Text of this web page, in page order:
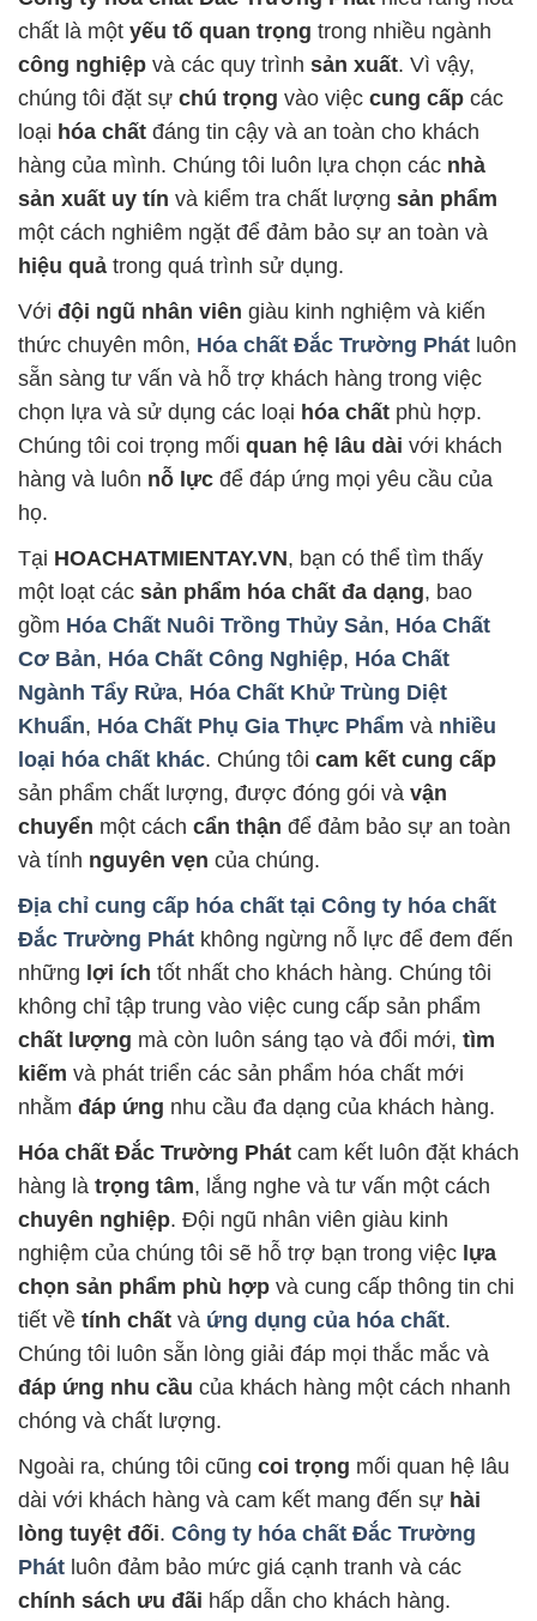
chất là một yếu tố quan trọng trong nhiều ngành
công nghiệp và các quy trình sản xuất. Vì vậy,
chúng tôi đặt sự chú trọng vào việc cung cấp các
loại hóa chất đáng tin cậy và an toàn cho khách
hàng của mình. Chúng tôi luôn lựa chọn các nhà
sản xuất uy tín và kiểm tra chất lượng sản phẩm
một cách nghiêm ngặt để đảm bảo sự an toàn và
hiệu quả trong quá trình sử dụng.
Với đội ngũ nhân viên giàu kinh nghiệm và kiến
thức chuyên môn, Hóa chất Đắc Trường Phát luôn
sẵn sàng tư vấn và hỗ trợ khách hàng trong việc
chọn lựa và sử dụng các loại hóa chất phù hợp.
Chúng tôi coi trọng mối quan hệ lâu dài với khách
hàng và luôn nỗ lực để đáp ứng mọi yêu cầu của
họ.
Tại HOACHATMIENTAY.VN, bạn có thể tìm thấy
một loạt các sản phẩm hóa chất đa dạng, bao
gồm Hóa Chất Nuôi Trồng Thủy Sản, Hóa Chất
Cơ Bản, Hóa Chất Công Nghiệp, Hóa Chất
Ngành Tẩy Rửa, Hóa Chất Khử Trùng Diệt
Khuẩn, Hóa Chất Phụ Gia Thực Phẩm và nhiều
loại hóa chất khác. Chúng tôi cam kết cung cấp
sản phẩm chất lượng, được đóng gói và vận
chuyển một cách cẩn thận để đảm bảo sự an toàn
và tính nguyên vẹn của chúng.
Địa chỉ cung cấp hóa chất tại Công ty hóa chất
Đắc Trường Phát không ngừng nỗ lực để đem đến
những lợi ích tốt nhất cho khách hàng. Chúng tôi
không chỉ tập trung vào việc cung cấp sản phẩm
chất lượng mà còn luôn sáng tạo và đổi mới, tìm
kiếm và phát triển các sản phẩm hóa chất mới
nhằm đáp ứng nhu cầu đa dạng của khách hàng.
Hóa chất Đắc Trường Phát cam kết luôn đặt khách
hàng là trọng tâm, lắng nghe và tư vấn một cách
chuyên nghiệp. Đội ngũ nhân viên giàu kinh
nghiệm của chúng tôi sẽ hỗ trợ bạn trong việc lựa
chọn sản phẩm phù hợp và cung cấp thông tin chi
tiết về tính chất và ứng dụng của hóa chất.
Chúng tôi luôn sẵn lòng giải đáp mọi thắc mắc và
đáp ứng nhu cầu của khách hàng một cách nhanh
chóng và chất lượng.
Ngoài ra, chúng tôi cũng coi trọng mối quan hệ lâu
dài với khách hàng và cam kết mang đến sự hài
lòng tuyệt đối. Công ty hóa chất Đắc Trường
Phát luôn đảm bảo mức giá cạnh tranh và các
chính sách ưu đãi hấp dẫn cho khách hàng.